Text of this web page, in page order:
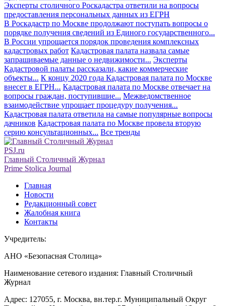
Эксперты столичного Роскадастра ответили на вопросы
предоставления персональных данных из ЕГРН
В Роскадастр по Москве продолжают поступать вопросы о
порядке получения сведений из Единого государственного...
В России упрощается порядок проведения комплексных
кадастровых работ Кадастровая палата назвала самые
запрашиваемые данные о недвижимости... Эксперты
Кадастровой палаты рассказали, какие коммерческие
объекты... К концу 2020 года Кадастровая палата по Москве
внесет в ЕГРН... Кадастровая палата по Москве отвечает на
вопросы граждан, поступившие... Межведомственное
взаимодействие упрощает процедуру получения...
Кадастровая палата ответила на самые популярные вопросы
дачников Кадастровая палата по Москве провела вторую
серию консультационных... Все тренды
PSJ.ru
Главный Столичный Журнал
Prime Stolica Journal
Главная
Новости
Редакционный совет
Жалобная книга
Контакты
Учредитель:
АНО «Безопасная Столица»
Наименование сетевого издания: Главный Столичный
Журнал
Адрес: 127055, г. Москва, вн.тер.г. Муниципальный Округ